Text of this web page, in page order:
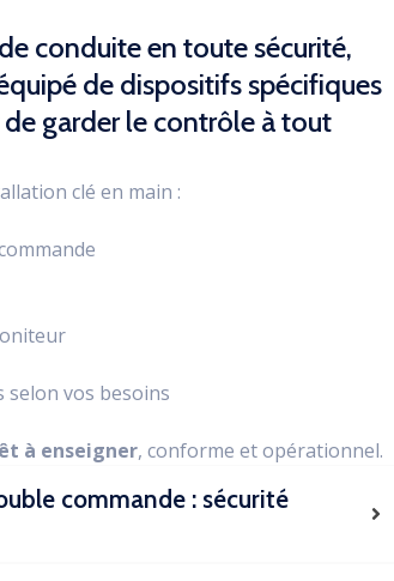
conduite en toute sécurité,
de dispositifs spécifiques
garder le contrôle à tout
clé en main :
selon vos besoins
à enseigner, conforme et opérationnel.
commande : sécurité